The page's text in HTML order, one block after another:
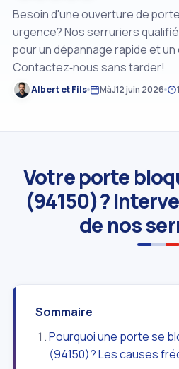
Besoin d'une ouverture de
urgence? Nos serruriers
pour un dépannage rapide et
Contactez‑nous sans tarder!
Albert et Fils MàJ12 juin 2026
Votre porte
(94150)?
de nos
Sommaire
Pourquoi une porte se
(94150)? Les causes